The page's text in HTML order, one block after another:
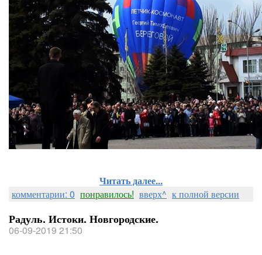
Читать далее...
комментарии: 0 понравилось! вверх^ к полной версии
Радуль. Истоки. Новгородские.
06-09-2019 21:50